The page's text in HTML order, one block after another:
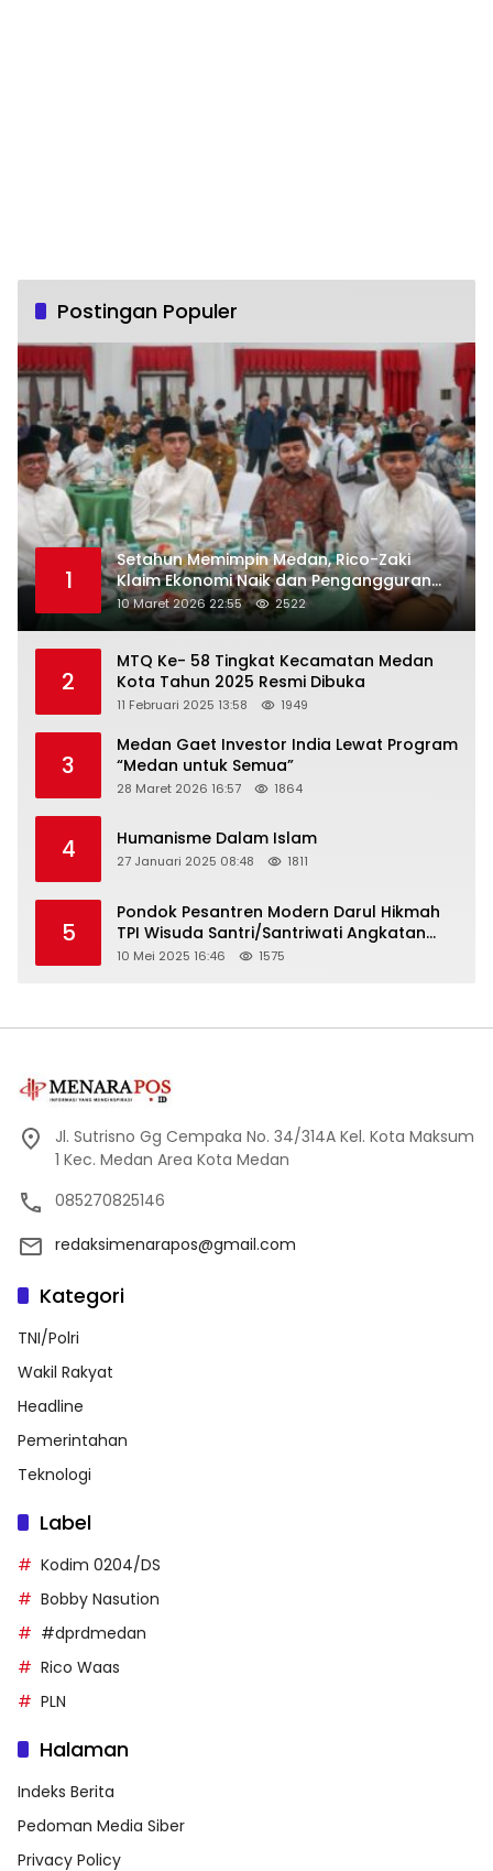
Postingan Populer
1
Setahun Memimpin Medan, Rico-Zaki
Klaim Ekonomi Naik dan Pengangguran
Turun
10 Maret 2026 22:55 2522
2
MTQ Ke- 58 Tingkat Kecamatan Medan
Kota Tahun 2025 Resmi Dibuka
11 Februari 2025 13:58 1949
3
Medan Gaet Investor India Lewat Program
“Medan untuk Semua”
28 Maret 2026 16:57 1864
4 Humanisme Dalam Islam
27 Januari 2025 08:48 1811
5
Pondok Pesantren Modern Darul Hikmah
TPI Wisuda Santri/Santriwati Angkatan
XXXIII
10 Mei 2025 16:46 1575
Jl. Sutrisno Gg Cempaka No. 34/314A Kel. Kota Maksum
1 Kec. Medan Area Kota Medan
085270825146
redaksimenarapos@gmail.com
Kategori
TNI/Polri
Wakil Rakyat
Headline
Pemerintahan
Teknologi
Label
Kodim 0204/DS
Bobby Nasution
#dprdmedan
Rico Waas
PLN
Halaman
Indeks Berita
Pedoman Media Siber
Privacy Policy